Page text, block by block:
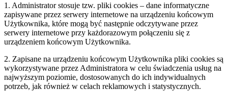
1. Administrator stosuje tzw. pliki cookies – dane informatyczne
zapisywane przez serwery internetowe na urządzeniu końcowym
Użytkownika, które mogą być następnie odczytywane przez
serwery internetowe przy każdorazowym połączeniu się z
urządzeniem końcowym Użytkownika.
2. Zapisane na urządzeniu końcowym Użytkownika pliki cookies są
wykorzystywane przez Administratora w celu świadczenia usług na
najwyższym poziomie, dostosowanych do ich indywidualnych
potrzeb, jak również w celach reklamowych i statystycznych.